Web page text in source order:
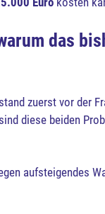
das
zuerst vor der
diese beiden
aufsteigendes